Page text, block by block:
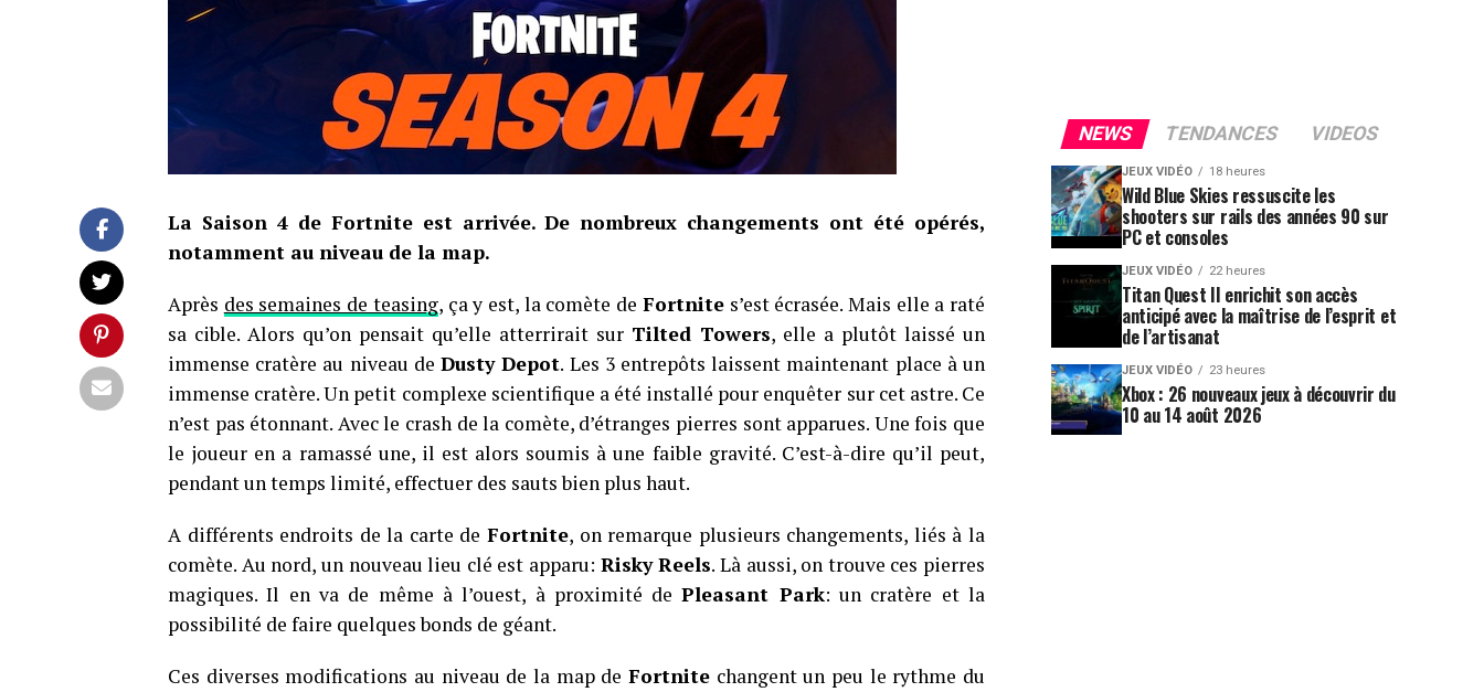
La Saison 4 de Fortnite est arrivée. De nombreux changements ont été opérés,
notamment au niveau de la map.
Après des semaines de teasing, ça y est, la comète de Fortnites’est écrasée. Mais elle a raté
sa cible. Alors qu’on pensait qu’elle atterrirait sur Tilted Towers, elle a plutôt laissé un
immense cratère au niveau deDusty Depot. Les 3 entrepôts laissent maintenant place à un
immense cratère. Un petit complexe scientifique a été installé pour enquêter sur cet astre. Ce
n’est pas étonnant. Avec le crash de la comète, d’étranges pierres sont apparues. Une fois que
le joueur en a ramassé une, il est alors soumis à une faible gravité. C’est-à-dire qu’il peut,
pendant un temps limité, effectuer des sauts bien plus haut.
A différents endroits de la carte de Fortnite, on remarque plusieurs changements, liés à la
comète. Au nord, un nouveau lieu clé est apparu: Risky Reels. Là aussi, on trouve ces pierres
magiques. Il en va de même à l’ouest, à proximité dePleasant Park: un cratère et la
possibilité de faire quelques bonds de géant.
Ces diverses modifications au niveau de la map de Fortnite changent un peu le rythme du
NEWS TENDANCES VIDEOS
JEUX VIDÉO 18 heures
Wild Blue Skies ressuscite les
shooters sur rails des années 90 sur
PC et consoles
JEUX VIDÉO 22 heures
Titan Quest II enrichit son accès
anticipé avec la maîtrise de l’esprit et
de l’artisanat
JEUX VIDÉO 23 heures
Xbox : 26 nouveaux jeux à découvrir du
10 au 14 août 2026